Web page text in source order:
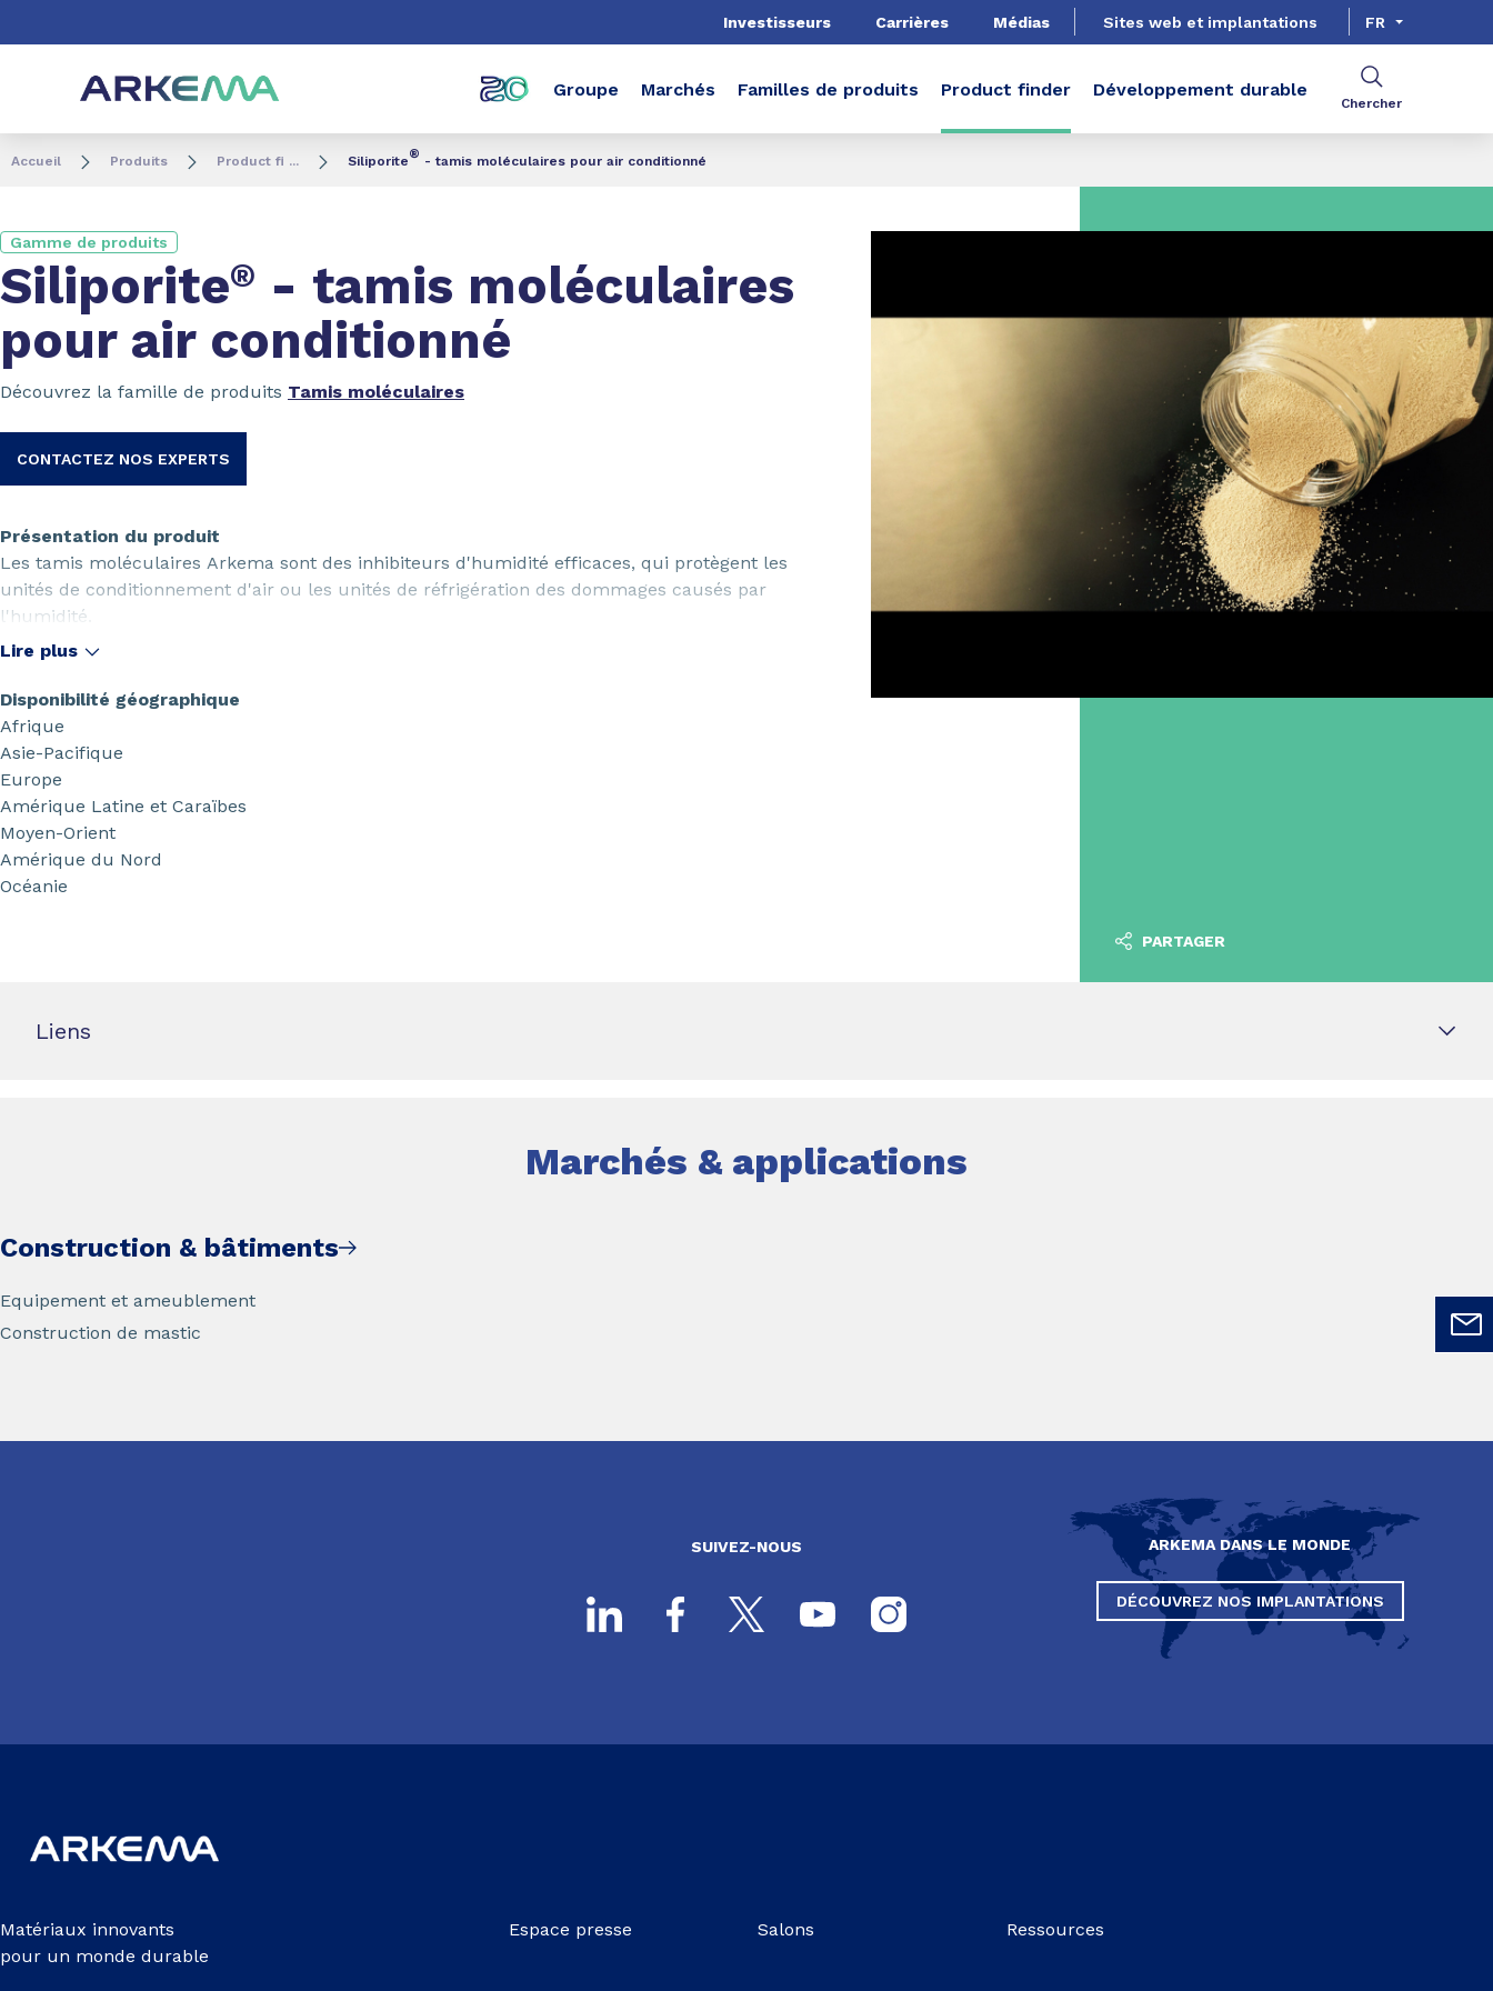
Investisseurs Carrières Médias Sites web et implantations FR
Groupe Marchés Familles de produits Product finder Développement durable
Chercher
Accueil Produits Product fi ... Siliporite® - tamis moléculaires pour air conditionné
Gamme de produits
Siliporite® - tamis moléculaires
pour air conditionné
Découvrez la famille de produits Tamis moléculaires
CONTACTEZ NOS EXPERTS
Présentation du produit
Les tamis moléculaires Arkema sont des inhibiteurs d'humidité efficaces, qui protègent les
unités de conditionnement d'air ou les unités de réfrigération des dommages causés par
l'humidité.
Lire plus
Disponibilité géographique
Afrique
Asie-Pacifique
Europe
Amérique Latine et Caraïbes
Moyen-Orient
Amérique du Nord
Océanie
PARTAGER
Liens
Marchés & applications
Construction & bâtiments
Equipement et ameublement
Construction de mastic
SUIVEZ-NOUS ARKEMA DANS LE MONDE
DÉCOUVREZ NOS IMPLANTATIONS
Matériaux innovants
pour un monde durable
Espace presse Salons Ressources